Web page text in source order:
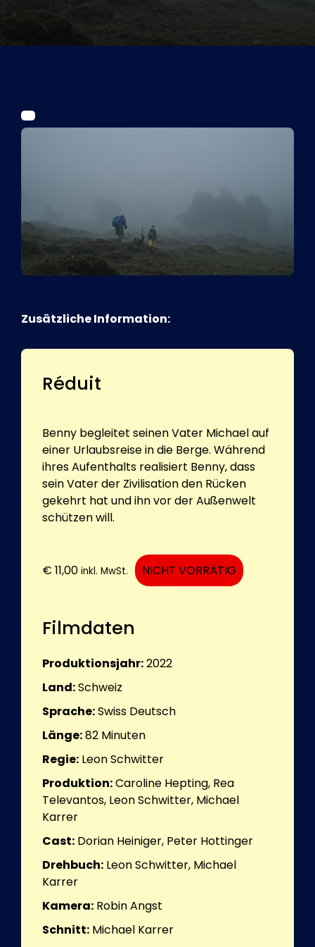
Kurier Romy 2026
Zusätzliche Information:
Réduit
Benny begleitet seinen Vater Michael auf
einer Urlaubsreise in die Berge. Während
ihres Aufenthalts realisiert Benny, dass
sein Vater der Zivilisation den Rücken
gekehrt hat und ihn vor der Außenwelt
schützen will.
€ 11,00 inkl. MwSt. NICHT VORRÄTIG
Filmdaten
Produktionsjahr:2022
Land:Schweiz
Sprache:Swiss Deutsch
Länge:82 Minuten
Regie: Leon Schwitter
Produktion:Caroline Hepting, Rea
Televantos, Leon Schwitter, Michael
Karrer
Cast: Dorian Heiniger, Peter Hottinger
Drehbuch: Leon Schwitter, Michael
Karrer
Kamera: Robin Angst
Schnitt: Michael Karrer